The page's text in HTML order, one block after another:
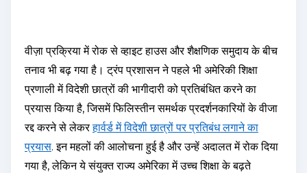
वीज़ा प्रक्रिया में रोक से व्हाइट हाउस और शैक्षणिक समुदाय के बीच
तनाव भी बढ़ गया है। ट्रंप प्रशासन ने पहले भी अमेरिकी शिक्षा
प्रणाली में विदेशी छात्रों की भागीदारी को प्रतिबंधित करने का
प्रयास किया है, जिसमें फिलिस्तीन समर्थक प्रदर्शनकारियों के वीजा
रद्द करने से लेकरहार्वर्ड में विदेशी छात्रों पर प्रतिबंध लगाने का
प्रयास. इन महलों की आलोचना हुई है और उन्हें अदालत में रोक दिया
गया है, लेकिन ये संयुक्त राज्य अमेरिका में उच्च शिक्षा के बढ़ते